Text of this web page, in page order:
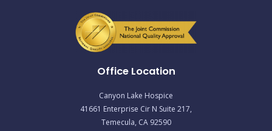
Office Location
Canyon Lake Hospice
41661 Enterprise Cir N Suite 217,
Temecula, CA 92590